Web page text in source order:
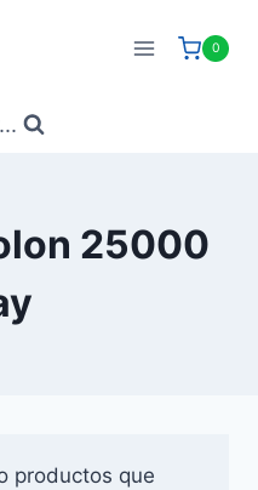
0
25000
productos que